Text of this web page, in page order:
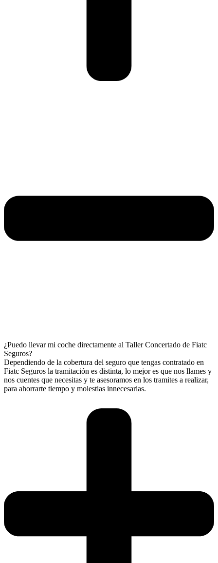
¿Puedo llevar mi coche directamente al Taller Concertado de Fiatc
Seguros?
Dependiendo de la cobertura del seguro que tengas contratado en
Fiatc Seguros la tramitación es distinta, lo mejor es que nos llames y
nos cuentes que necesitas y te asesoramos en los tramites a realizar,
para ahorrarte tiempo y molestias innecesarias.